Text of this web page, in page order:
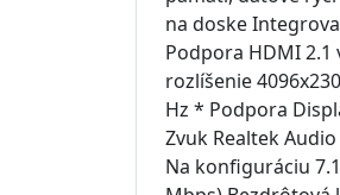
na doske
Podpora HDMI
rozlíšenie
Hz * Podpora
Zvuk Realtek
Na konfiguráciu